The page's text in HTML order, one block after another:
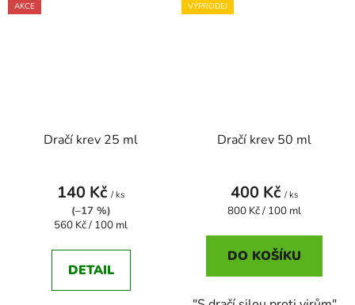
AKCE
Dračí krev 25 ml
140 Kč / ks
(–17 %)
Měrná
560 Kč / 100 ml
DETAIL
VÝPRODEJ
Dračí krev 50 ml
400 Kč / ks
Měrná
800 Kč / 100 ml
DO KOŠÍKU